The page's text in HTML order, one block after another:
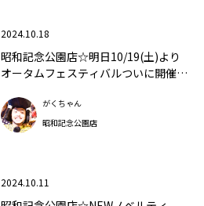
2024.10.18
昭和記念公園店☆明日10/19(土)より
オータムフェスティバルついに開催!!
がくちゃん
昭和記念公園店
2024.10.11